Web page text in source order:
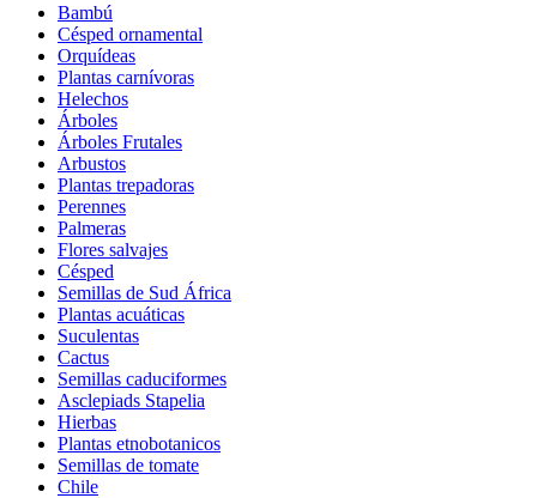
Bambú
Césped ornamental
Orquídeas
Plantas carnívoras
Helechos
Árboles
Árboles Frutales
Arbustos
Plantas trepadoras
Perennes
Palmeras
Flores salvajes
Césped
Semillas de Sud África
Plantas acuáticas
Suculentas
Cactus
Semillas caduciformes
Asclepiads Stapelia
Hierbas
Plantas etnobotanicos
Semillas de tomate
Chile